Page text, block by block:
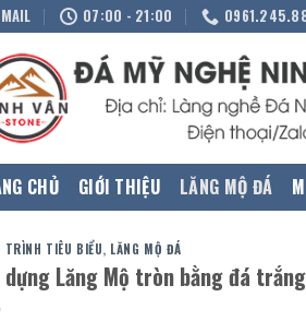
07:00 - 21:00
CHỦ GIỚI THIỆU LĂNG MỘ ĐÁ
TRÌNH TIÊU BIỂU, LĂNG MỘ ĐÁ
dựng Lăng Mộ tròn bằng đá